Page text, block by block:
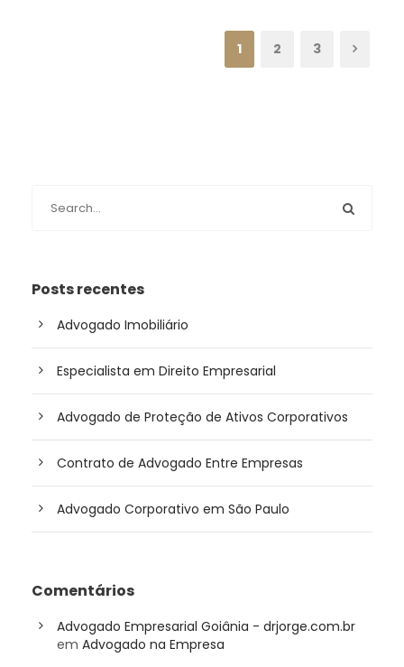
1 2 3
Posts recentes
Advogado Imobiliário
Especialista em Direito Empresarial
Advogado de Proteção de Ativos Corporativos
Contrato de Advogado Entre Empresas
Advogado Corporativo em São Paulo
Comentários
Advogado Empresarial Goiânia - drjorge.com.br
em Advogado na Empresa